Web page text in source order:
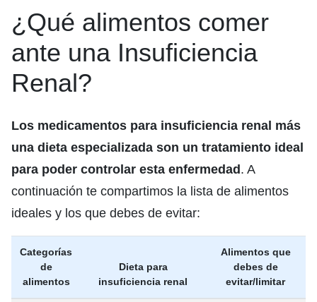
¿Qué alimentos comer
ante una Insuficiencia
Renal?
Los medicamentos para insuficiencia renal más
una dieta especializada son un tratamiento ideal
para poder controlar esta enfermedad. A
continuación te compartimos la lista de alimentos
ideales y los que debes de evitar:
Categorías
de
alimentos
Dieta para
insuficiencia renal
Alimentos que
debes de
evitar/limitar